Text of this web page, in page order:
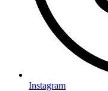
Instagram